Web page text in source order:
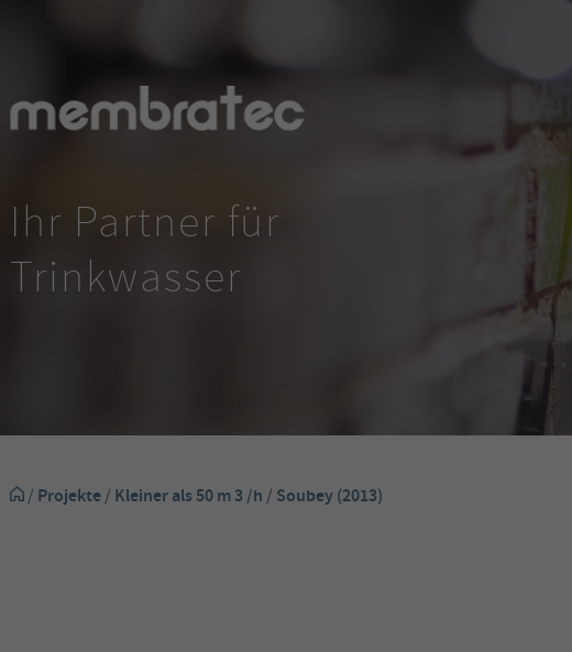
Ihr Partner für
Trinkwasser
/ Projekte/ Kleiner als 50 m 3 /h/ Soubey (2013)